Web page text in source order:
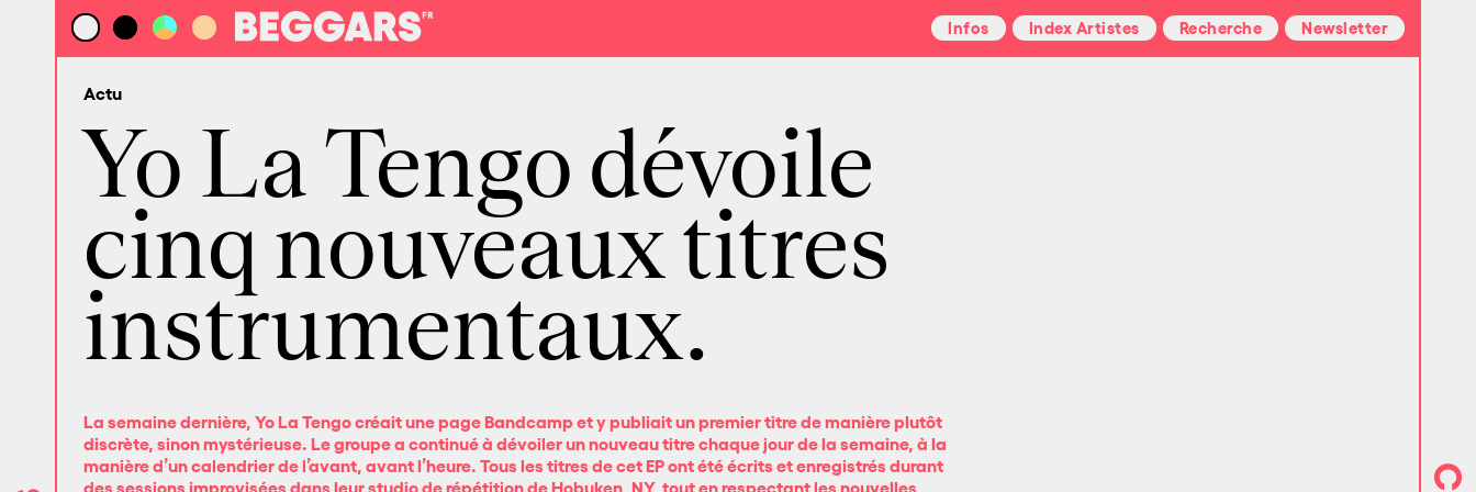
Infos Index Artistes Recherche Newsletter
Actu
Yo La Tengo dévoile
cinq nouveaux titres
instrumentaux.
La semaine dernière, Yo La Tengo créait une page Bandcamp et y publiait un premier titre de manière plutôt
discrète, sinon mystérieuse. Le groupe a continué à dévoiler un nouveau titre chaque jour de la semaine, à la
manière d’un calendrier de l’avant, avant l’heure. Tous les titres de cet EP ont été écrits et enregistrés durant
des sessions improvisées dans leur studio de répétition de Hobuken, NY, tout en respectant les nouvelles